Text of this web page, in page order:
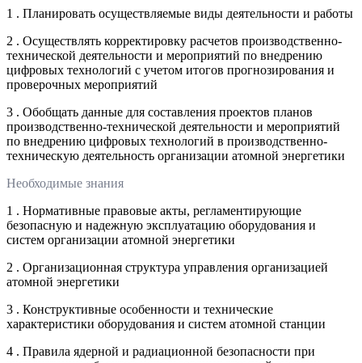
1 . Планировать осуществляемые виды деятельности и работы
2 . Осуществлять корректировку расчетов производственно-
технической деятельности и мероприятий по внедрению
цифровых технологий с учетом итогов прогнозирования и
проверочных мероприятий
3 . Обобщать данные для составления проектов планов
производственно-технической деятельности и мероприятий
по внедрению цифровых технологий в производственно-
техническую деятельность организации атомной энергетики
Необходимые знания
1 . Нормативные правовые акты, регламентирующие
безопасную и надежную эксплуатацию оборудования и
систем организации атомной энергетики
2 . Организационная структура управления организацией
атомной энергетики
3 . Конструктивные особенности и технические
характеристики оборудования и систем атомной станции
4 . Правила ядерной и радиационной безопасности при